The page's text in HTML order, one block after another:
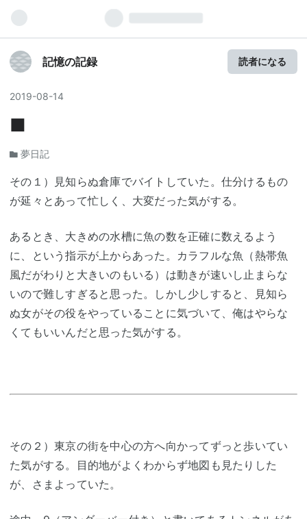
記憶の記録 読者になる
2019-08-14
■
夢日記
その１）見知らぬ倉庫でバイトしていた。仕分けるもの
が延々とあって忙しく、大変だった気がする。
あるとき、大きめの水槽に魚の数を正確に数えるよう
に、という指示が上からあった。カラフルな魚（熱帯魚
風だがわりと大きいのもいる）は動きが速いし止まらな
いので難しすぎると思った。しかし少しすると、見知ら
ぬ女がその役をやっていることに気づいて、俺はやらな
くてもいいんだと思った気がする。
その２）東京の街を中心の方へ向かってずっと歩いてい
た気がする。目的地がよくわからず地図も見たりした
が、さまよっていた。